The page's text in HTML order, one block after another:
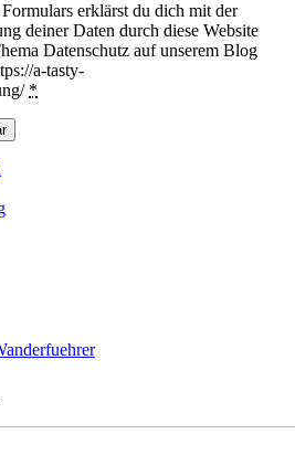
erklärst du dich mit der
deiner Daten durch diese Website
Datenschutz auf unserem Blog
a-tasty-
*